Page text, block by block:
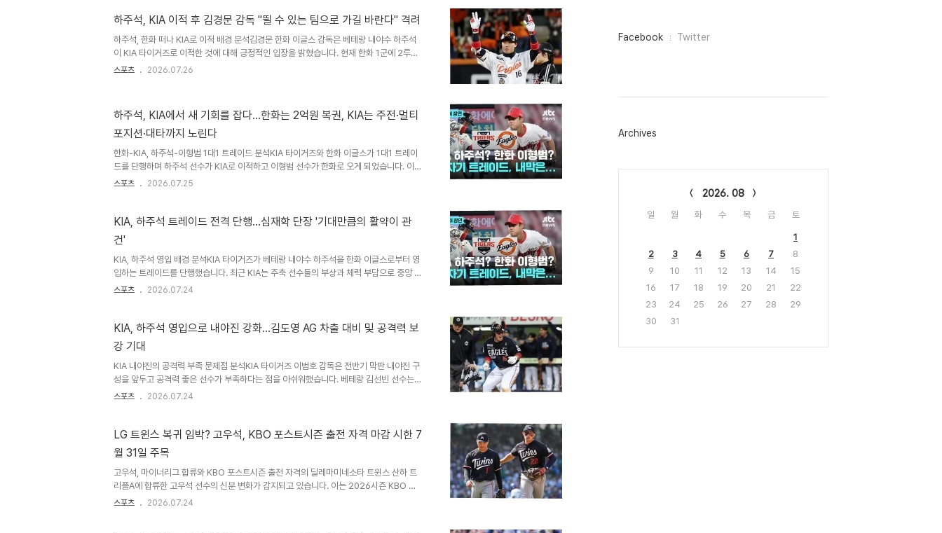
로 예상될 때 경기를 취소할 수 있습니다. 이러한 엄격한 기준은 선수들의 건강을 보호하기
위해 마련되었습니다. 폭염 지속 및 열대야 현상고온다습한 북태평양 고기압의 영향으로 ..
하주석, KIA 이적 후 김경문 감독 "뛸 수 있는 팀으로 가길 바란다" 격려
하주석, 한화 떠나 KIA로 이적 배경 분석김경문 한화 이글스 감독은 베테랑 내야수 하주석
이 KIA 타이거즈로 이적한 것에 대해 긍정적인 입장을 밝혔습니다. 현재 한화 1군에 2루수
자원이 충분하여 하주석이 팀에서 활용되지 못하는 것보다 뛸 수 있는 팀으로 가는 것이 낫
군에서 입지가 좁아졌습니다. 특히 심우준의 영입과 이도윤, 황영묵, 정은원 등 젊은 선수들
의 성장으로 인해 하주석의 출전 기회가 줄어들었습니다. 이에 한화는 팀 불펜 상황 ..
스포츠 2026.07.26
하주석, KIA에서 새 기회를 잡다…한화는 2억원 복권, KIA는 주전·멀티
포지션·대타까지 노린다
한화-KIA, 하주석-이형범 1대1 트레이드 분석KIA 타이거즈와 한화 이글스가 1대1 트레이
드를 단행하며 하주석 선수가 KIA로 이적하고 이형범 선수가 한화로 오게 되었습니다. 이번
트레이드는 하주석 선수를 영입한 KIA에게 매우 유리할 것으로 예상됩니다. KIA가 이번 트
루수로 활약할 수 있는 잠재력을 지니고 있습니다. KIA는 박찬호 선수 이적 후 유격수 자리
에 어려움을 겪어왔으며, 김선빈 선수의 부진으로 2루수 자리도 경쟁이 필요한 상황입니다.
하주석 선수는 공격형 내야수로서 KIA의 약점을 보완해 줄 것으로 기..
스포츠 2026.07.25
KIA, 하주석 트레이드 전격 단행…심재학 단장 '기대만큼의 활약이 관
건'
KIA, 하주석 영입 배경 분석KIA 타이거즈가 베테랑 내야수 하주석을 한화 이글스로부터 영
입하는 트레이드를 단행했습니다. 최근 KIA는 주축 선수들의 부상과 체력 부담으로 중앙 내
야진 운영에 어려움을 겪고 있었습니다. 이러한 상황에서 불펜진 강화를 원했던 한화와 이
빈 선수의 체력적 어려움과 박민 선수의 부상으로 경험 있는 내야수 보강의 필요성을 크게
느꼈다고 설명했습니다. 하주석 선수는 2군에서 꾸준히 실전 감각을 유지하며 컨디션에 특
별한 문제가 없다는 보고를 받았습니다. 하주석의 프로 경력 및 향후 전망하주석은 프로
데..
스포츠 2026.07.24
KIA, 하주석 영입으로 내야진 강화…김도영 AG 차출 대비 및 공격력 보
강 기대
KIA 내야진의 공격력 부족 문제점 분석KIA 타이거즈 이범호 감독은 전반기 막판 내야진 구
성을 앞두고 공격력 좋은 선수가 부족하다는 점을 아쉬워했습니다. 베테랑 김선빈 선수는
부진을 겪고 있으며, 윤도현과 오선우 선수의 주전 정착도 실패로 돌아갔습니다. 박상준 선
목하고 있습니다. 하주석 선수는 1루를 제외한 내야 전 포지션을 소화할 수 있으며, 검증된
공격력을 갖춘 선수입니다. 지난해 주전 2루수로 활약했으며, 올해 퓨처스리그에서도 좋은
타격감을 보여주었습니다. 하주석 선수는 김선빈 선수와 키스톤 콤비를 이루거나, 김도영..
스포츠 2026.07.24
LG 트윈스 복귀 임박? 고우석, KBO 포스트시즌 출전 자격 마감 시한 7
월 31일 주목
고우석, 마이너리그 합류와 KBO 포스트시즌 출전 자격의 딜레마미네소타 트윈스 산하 트
리플A에 합류한 고우석 선수의 신분 변화가 감지되고 있습니다. 이는 2026시즌 KBO 리
그 포스트시즌 출전 자격 마감 시한이 임박했기 때문입니다. 따라서 그의 향후 행보에 야구
스포츠 2026.07.24
페
그
Facebook Twitter
Archives
2026. 08
일 월 화 수 목 금 토
1
2
3 4 5 6 7
8
9
10 11 12 13 14
15
16
17 18 19 20 21
22
23
24 25 26 27 28
29
30
31